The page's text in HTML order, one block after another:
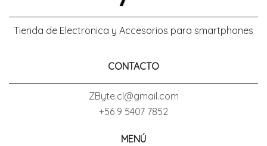
Tienda de Electronica y Accesorios para smartphones
CONTACTO
ZByte.cl@gmail.com
+56 9 5407 7852
MENÚ